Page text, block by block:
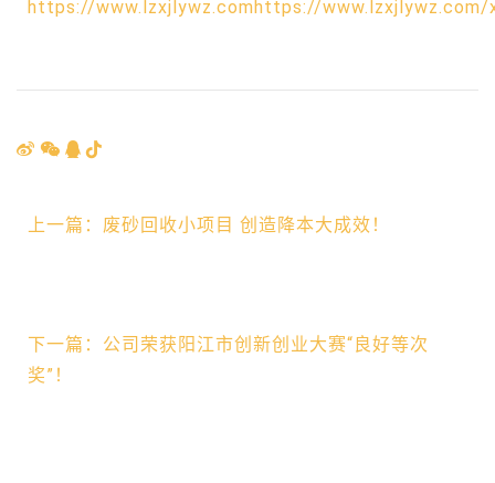
https://www.lzxjlywz.comhttps://www.lzxjlywz.com/
上一篇：废砂回收小项目 创造降本大成效！
下一篇：公司荣获阳江市创新创业大赛“良好等次
奖”！